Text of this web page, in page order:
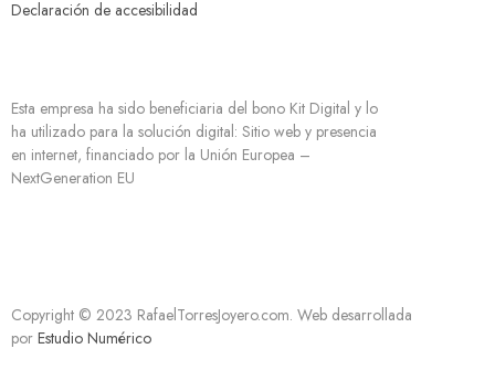
Declaración de accesibilidad
Esta empresa ha sido beneficiaria del bono Kit Digital y lo
ha utilizado para la solución digital: Sitio web y presencia
en internet, financiado por la Unión Europea –
NextGeneration EU
Copyright © 2023 RafaelTorresJoyero.com. Web desarrollada
por Estudio Numérico